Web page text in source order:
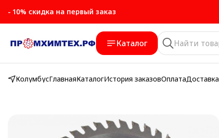
- 10% скидка на первый заказ
- 10% скидка на первый заказ
Каталог
КолумбусГлавнаяКаталогИстория заказовОплатаДоставка